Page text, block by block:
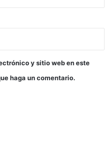
y sitio web en este
haga un comentario.